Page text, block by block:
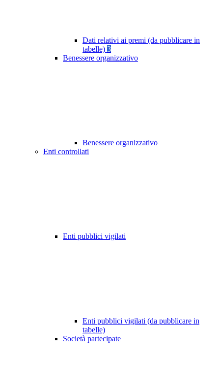
Dati relativi ai premi (da pubblicare in
tabelle) 3
Benessere organizzativo
Benessere organizzativo
Enti controllati
Enti pubblici vigilati
Enti pubblici vigilati (da pubblicare in
tabelle)
Società partecipate